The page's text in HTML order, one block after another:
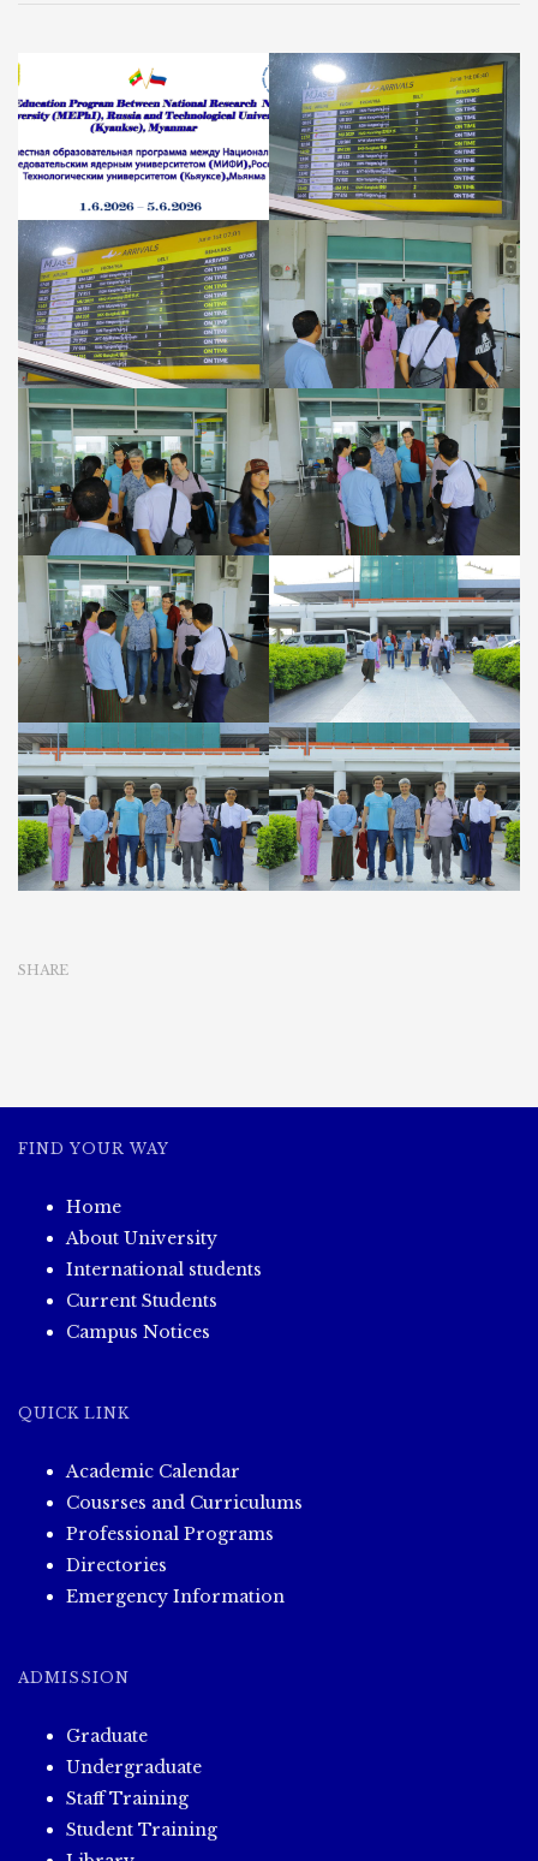
ဖက်
ဒ
ရေး
ရှင်း
နိုင်ငံ၊
National
Research
Nuclear
University
(MEPhI)တို့
ပူးပေါင်း
ဆောင်ရွက်
ပညာရေး
ဆိုင်ရာ
အစီအစဉ်(Joint
Education
Program)
ဒုတိယ
အကြိမ်
ဖွင့်
လှစ်
ခြင်း
အတွက်
ရုရှား
ပါမောက္ခ
အား
ကြိုဆို
ခြင်း
SHARE
FIND YOUR WAY
Home
About University
International students
Current Students
Campus Notices
QUICK LINK
Academic Calendar
Cousrses and Curriculums
Professional Programs
Directories
Emergency Information
ADMISSION
Graduate
Undergraduate
Staff Training
Student Training